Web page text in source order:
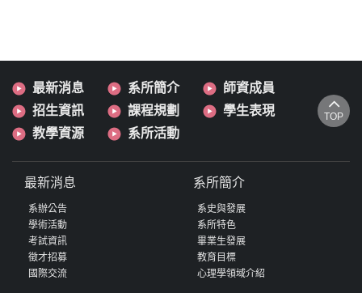
最新消息 系所簡介
師資成員
招生資訊
課程規劃
學生表現
教學資源
系所活動
TOP
最新消息
系辦公告
學術活動
考試資訊
徵才招募
國際交流
系所簡介
系史與發展
系所特色
畢業生發展
教育目標
心理學領域介紹